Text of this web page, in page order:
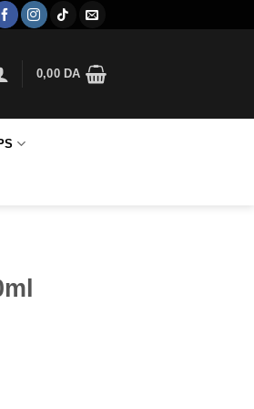
0,00 DA